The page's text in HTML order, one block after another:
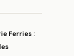
Ferries :